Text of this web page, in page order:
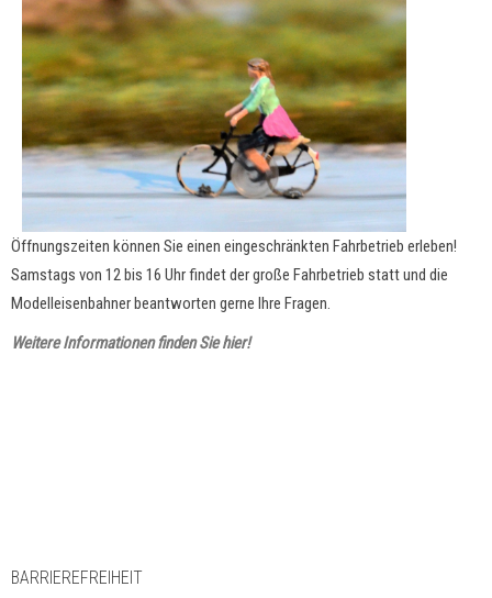
Öffnungszeiten können Sie einen eingeschränkten Fahrbetrieb erleben!
Samstags von 12 bis 16 Uhr findet der große Fahrbetrieb statt und die
Modelleisenbahner beantworten gerne Ihre Fragen.
Weitere Informationen finden Sie hier!
BARRIEREFREIHEIT